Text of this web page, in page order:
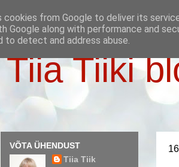
Tiia Tiiki
VÕTA ÜHENDUST
Tiia Tiik
cookies from Google to deliver its
Google along with performance and
to detect and address abuse.